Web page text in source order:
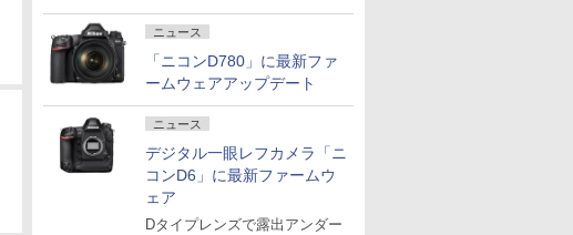
ニュース
「ニコンD780」に最新ファ
ームウェアアップデート
ニュース
デジタル一眼レフカメラ「ニ
コンD6」に最新ファームウ
ェア
Dタイプレンズで露出アンダー